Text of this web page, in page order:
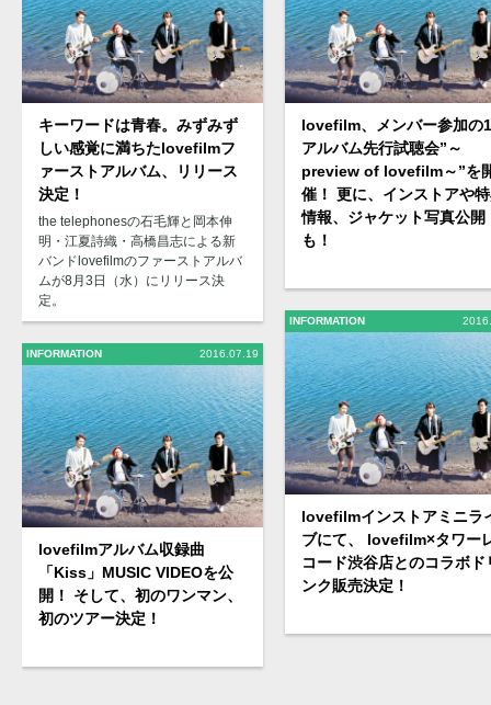
キーワードは青春。みずみず
しい感覚に満ちたlovefilmフ
ァーストアルバム、リリース
決定！
the telephonesの石毛輝と岡本伸
明・江夏詩織・高橋昌志による新
バンドlovefilmのファーストアルバ
ムが8月3日（水）にリリース決
定。
INFORMATION 2016.07.19
lovefilmアルバム収録曲
「Kiss」MUSIC VIDEOを公
開！ そして、初のワンマン、
初のツアー決定！
lovefilm、メンバー参加の
アルバム先行試聴会”～
preview of lovefilm～”を
催！ 更に、インストアや
情報、ジャケット写真公開
も！
INFORMATION
lovefilmインストアミニラ
ブにて、 lovefilm×タワー
コード渋谷店とのコラボド
ンク販売決定！